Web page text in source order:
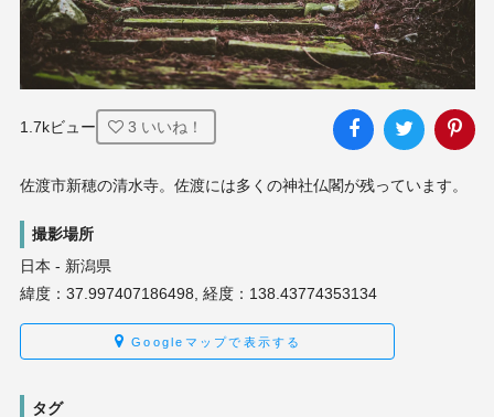
1.7kビュー 3 いいね！
佐渡市新穂の清水寺。佐渡には多くの神社仏閣が残っています。
撮影場所
日本 - 新潟県
緯度：37.997407186498, 経度：138.43774353134
Googleマップで表示する
タグ